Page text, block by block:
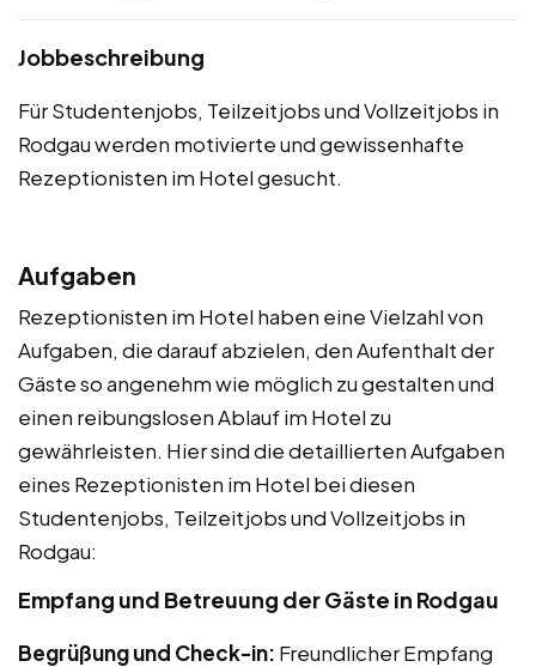
Jobbeschreibung
Für Studentenjobs, Teilzeitjobs und Vollzeitjobs in
Rodgau werden motivierte und gewissenhafte
Rezeptionisten im Hotel gesucht.
Aufgaben
Rezeptionisten im Hotel haben eine Vielzahl von
Aufgaben, die darauf abzielen, den Aufenthalt der
Gäste so angenehm wie möglich zu gestalten und
einen reibungslosen Ablauf im Hotel zu
gewährleisten. Hier sind die detaillierten Aufgaben
eines Rezeptionisten im Hotel bei diesen
Studentenjobs, Teilzeitjobs und Vollzeitjobs in
Rodgau:
Empfang und Betreuung der Gäste in Rodgau
Begrüßung und Check-in: Freundlicher Empfang